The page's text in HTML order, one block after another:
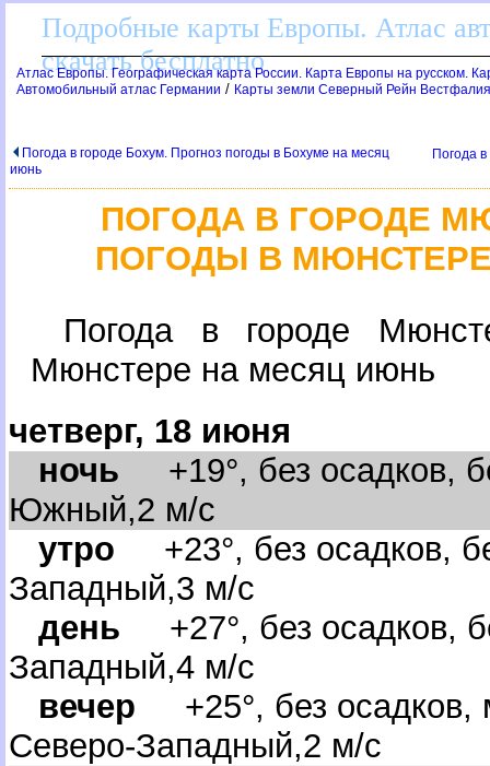
Подробные карты Европы. Атлас
скачать бесплатно
Атлас Европы. Географическая карта России. Карта Европы на русском.
Автомобильный атлас Германии / Карты земли Северный Рейн
Погода в городе Бохум. Прогноз погоды в Бохуме на месяц
июнь
Погода
ПОГОДА В ГОРОДЕ
ПОГОДЫ В
Погода в городе
Мюнстере на месяц июнь
четверг, 18 июня
ночь +19°, без осадков,
Южный,2 м/с
утро +23°, без осадков,
Западный,3 м/с
день +27°, без осадков,
Западный,4 м/с
ечер +25°, без осадков,
Северо-Западный,2 м/с